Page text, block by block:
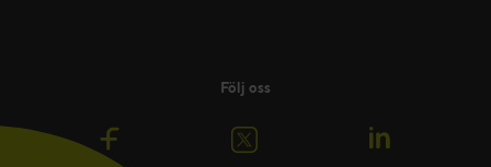
Följ oss